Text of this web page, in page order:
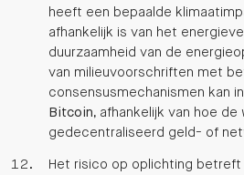
heeft een bepaalde
afhankelijk is van het
duurzaamheid van de
van milieuvoorschriften met
consensusmechanismen kan
Bitcoin, afhankelijk van hoe de
gedecentraliseerd geld- of
Het risico op oplichting betreft